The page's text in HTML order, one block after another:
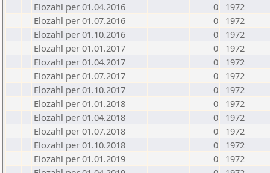
Elozahl per 01.04.2016
0
1972
Elozahl per 01.07.2016
0
1972
Elozahl per 01.10.2016
0
1972
Elozahl per 01.01.2017
0
1972
Elozahl per 01.04.2017
0
1972
Elozahl per 01.07.2017
0
1972
Elozahl per 01.10.2017
0
1972
Elozahl per 01.01.2018
0
1972
Elozahl per 01.04.2018
0
1972
Elozahl per 01.07.2018
0
1972
Elozahl per 01.10.2018
0
1972
Elozahl per 01.01.2019
0
1972